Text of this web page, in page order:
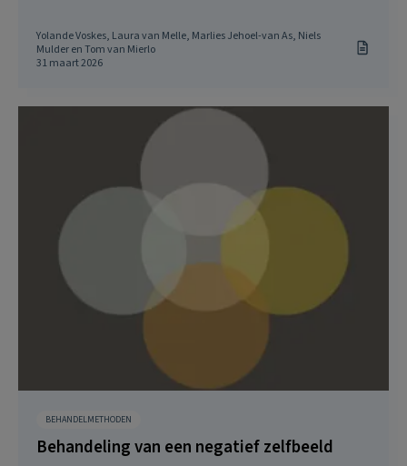
Yolande Voskes, Laura van Melle, Marlies Jehoel-van As, Niels
Mulder en Tom van Mierlo
31 maart 2026
BEHANDELMETHODEN
Behandeling van een negatief zelfbeeld